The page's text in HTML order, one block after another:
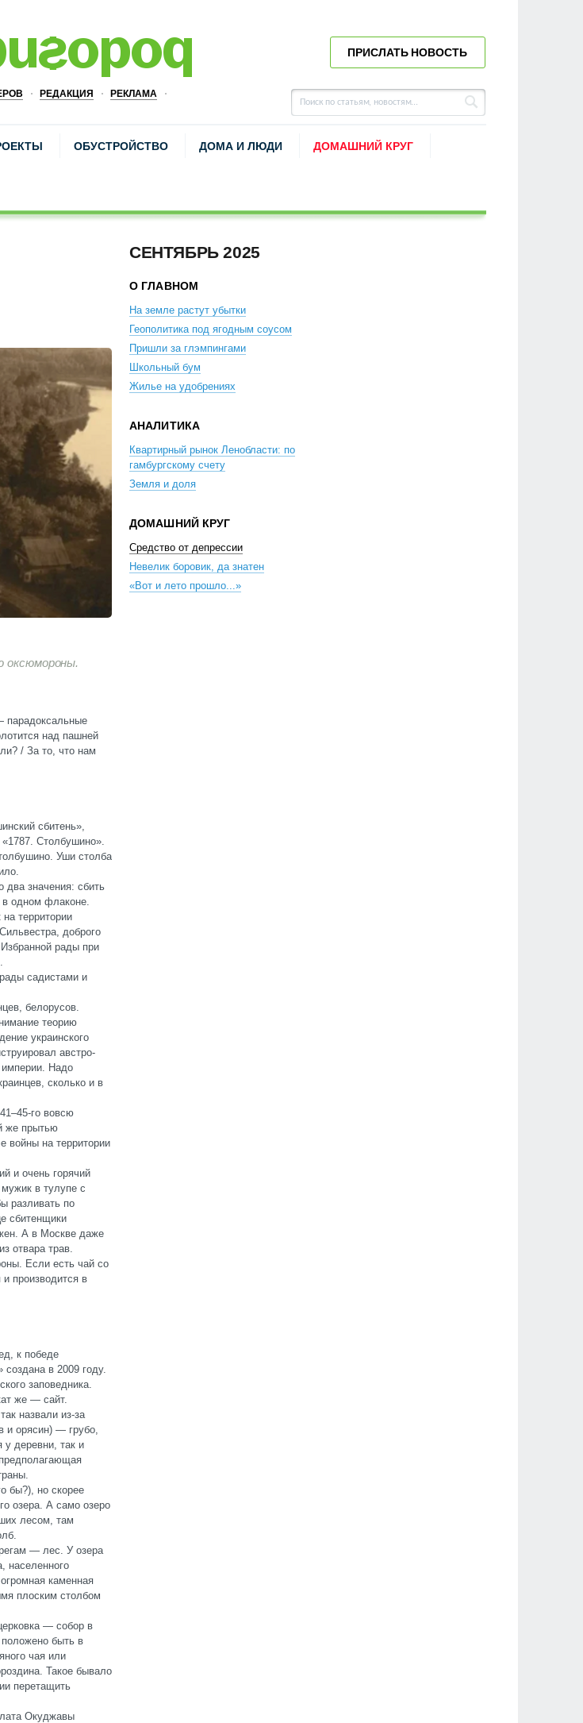
РЕДАКЦИЯ РЕКЛАМА
ПРИСЛАТЬ НОВОСТЬ
ОБУСТРОЙСТВО ДОМА И ЛЮДИ ДОМАШНИЙ КРУГ
оксюмороны.
парадоксальные
над пашней
/ За то, что нам
сбитень»,
Столбушино».
Уши столба
два значения: сбить
в одном флаконе.
территории
доброго
рады при
садистами и
белорусов.
теорию
украинского
австро-
империи. Надо
сколько и в
–45-го вовсю
же прытью
войны на территории
и очень горячий
в тулупе с
разливать по
сбитенщики
А в Москве даже
отвара трав.
Если есть чай со
производится в
к победе
в 2009 году.
заповедника.
же — сайт.
назвали из-за
и орясин) — грубо,
деревни, так и
бы?), но скорее
озера. А само озеро
лесом, там
— лес. У озера
населенного
каменная
плоским столбом
— собор в
быть в
чая или
Такое бывало
перетащить
Окуджавы
СЕНТЯБРЬ 2025
О ГЛАВНОМ
На земле растут убытки
Геополитика под ягодным соусом
Пришли за глэмпингами
Школьный бум
Жилье на удобрениях
АНАЛИТИКА
Квартирный рынок Ленобласти: по
гамбургскому счету
Земля и доля
ДОМАШНИЙ КРУГ
Средство от депрессии
Невелик боровик, да знатен
«Вот и лето прошло...»